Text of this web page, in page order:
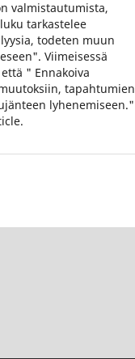
valmistautumista,
tarkastelee
todeten muun
Viimeisessä
" Ennakoiva
tapahtumien
lyhenemiseen."